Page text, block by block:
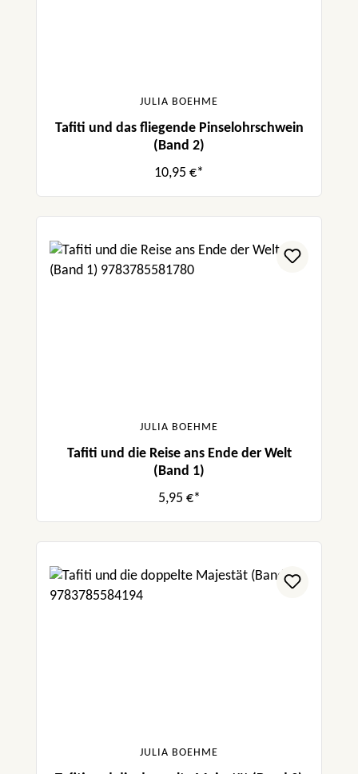
JULIA BOEHME
Tafiti und das fliegende Pinselohrschwein
(Band 2)
10,95 €*
JULIA BOEHME
Tafiti und die Reise ans Ende der Welt
(Band 1)
5,95 €*
JULIA BOEHME